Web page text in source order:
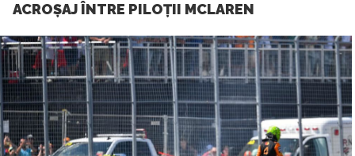
ACROȘAJ ÎNTRE PILOȚII MCLAREN